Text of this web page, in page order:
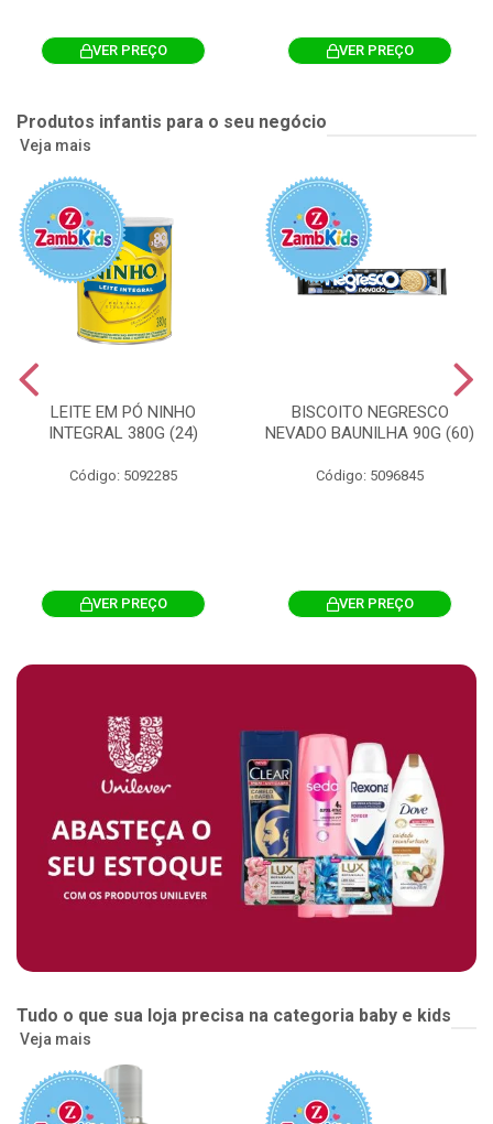
VER PREÇO VER PREÇO
Produtos infantis para o seu negócio
Veja mais
LEITE EM PÓ NINHO
INTEGRAL 380G (24)
Código: 5092285
VER PREÇO
BISCOITO NEGRESCO
NEVADO BAUNILHA 90G (60)
Código: 5096845
VER PREÇO
Tudo o que sua loja precisa na categoria baby e kids
Veja mais